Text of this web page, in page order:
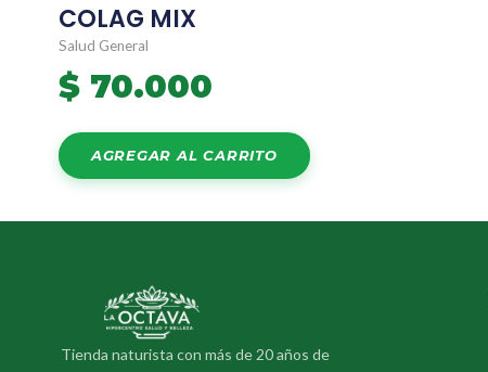
COLAG MIX
Salud General
$70.000
AGREGAR AL CARRITO
Tienda naturista con más de 20 años de